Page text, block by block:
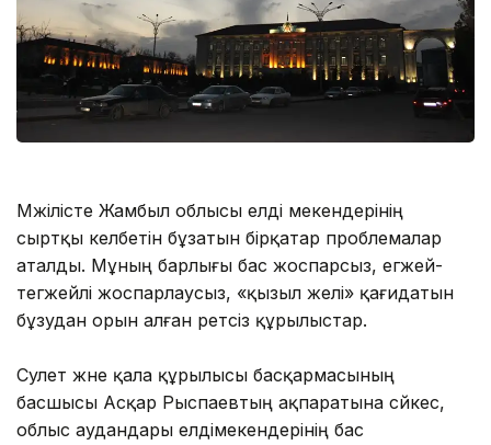
Мәжілісте Жамбыл облысы елді мекендерінің
сыртқы келбетін бұзатын бірқатар проблемалар
аталды. Мұның барлығы бас жоспарсыз, егжей-
тегжейлі жоспарлаусыз, «қызыл желі» қағидатын
бұзудан орын алған ретсіз құрылыстар.
Сәулет және қала құрылысы басқармасының
басшысы Асқар Рыспаевтың ақпаратына сәйкес,
облыс аудандары елдімекендерінің бас